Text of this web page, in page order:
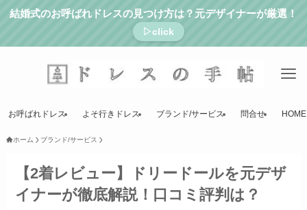
結婚式のお呼ばれドレスの見つけ方は？元デザイナーが厳選！
▷click
お呼ばれドレス よそ行きドレス ブランド/サービス 問合せ HOME
ホーム ブランド/サービス
【2着レビュー】ドリードールを元デザ
イナーが徹底解説！口コミ評判は？